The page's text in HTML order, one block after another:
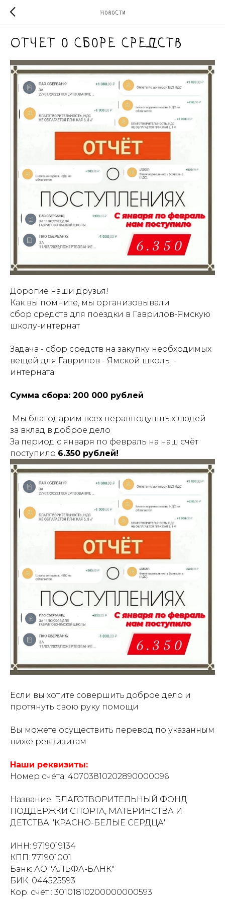
Новости
Отчет о сборе средств
Дорогие наши друзья!
Как вы помните, мы организовывали
сбор средств для поездки в Гаврилов-Ямскую
школу-интернат
Задача - сбор средств на закупку необходимых
вещей для Гаврилов - Ямской школы -
интерната
Сумма сбора: 200 000 рублей
Мы благодарим всех неравнодушных людей
за вклад в доброе дело
За период с января по февраль на наш счёт
поступило 6.350 рублей!
Если вы хотите совершить доброе дело и
протянуть свою руку помощи
Вы можете осуществить перевод по указанным
ниже реквизитам
Наши реквизиты:
Номер счёта: 40703810202890000096
Название: БЛАГОТВОРИТЕЛЬНЫЙ ФОНД
ПОДДЕРЖКИ СПОРТА, МАТЕРИНСТВА И
ДЕТСТВА "КРАСНО-БЕЛЫЕ СЕРДЦА"
ИНН: 9719019134
КПП: 771901001
Банк: АО "АЛЬФА-БАНК"
БИК: 044525593
Кор. счёт : 30101810200000000593